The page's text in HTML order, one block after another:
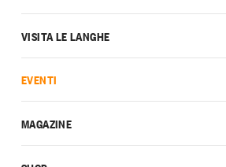
VISITA LE LANGHE
EVENTI
MAGAZINE